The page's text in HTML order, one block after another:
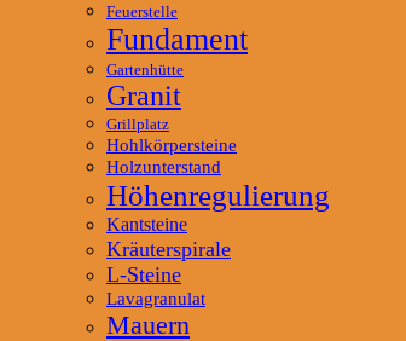
Feuerstelle
Fundament
Gartenhütte
Granit
Grillplatz
Hohlkörpersteine
Holzunterstand
Höhenregulierung
Kantsteine
Kräuterspirale
L-Steine
Lavagranulat
Mauern